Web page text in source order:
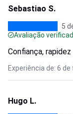
Sebastiao S.
5
Avaliação
Confiança,
Experiência de: 6 de
Hugo L.